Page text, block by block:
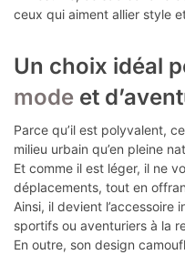
ceux qui aiment allier style
Un choix idéal
mode et
Parce qu’il est polyvalent,
milieu urbain qu’en pleine
Et comme il est léger, il ne
déplacements, tout en
Ainsi, il devient l’accessoire
sportifs ou aventuriers à la
En outre, son design